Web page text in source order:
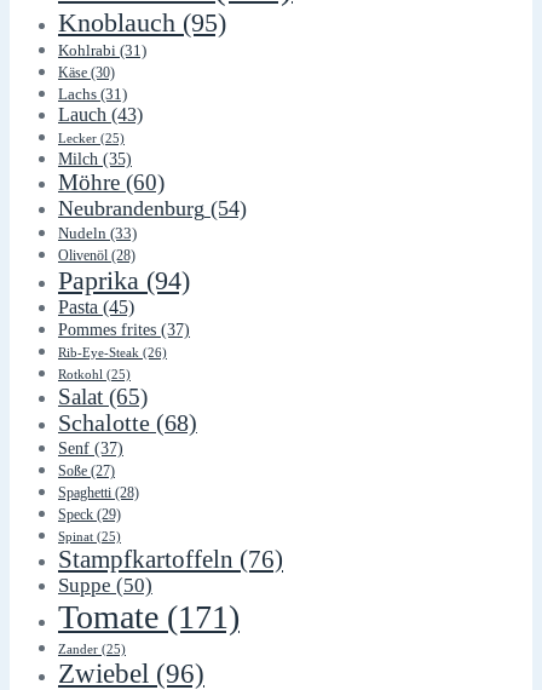
Knoblauch (95)
Kohlrabi (31)
Käse (30)
Lachs (31)
Lauch (43)
Lecker (25)
Milch (35)
Möhre (60)
Neubrandenburg (54)
Nudeln (33)
Olivenöl (28)
Paprika (94)
Pasta (45)
Pommes frites (37)
Rib-Eye-Steak (26)
Rotkohl (25)
Salat (65)
Schalotte (68)
Senf (37)
Soße (27)
Spaghetti (28)
Speck (29)
Spinat (25)
Stampfkartoffeln (76)
Suppe (50)
Tomate (171)
Zander (25)
Zwiebel (96)